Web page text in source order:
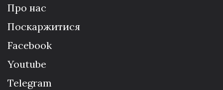
Про нас
Поскаржитися
Facebook
Youtube
Telegram